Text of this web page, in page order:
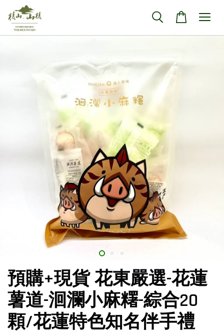
預購+現貨 花東嚴選-花蓮
薯道-洄瀾小麻糬-綜合20
顆/花蓮特色知名伴手禮